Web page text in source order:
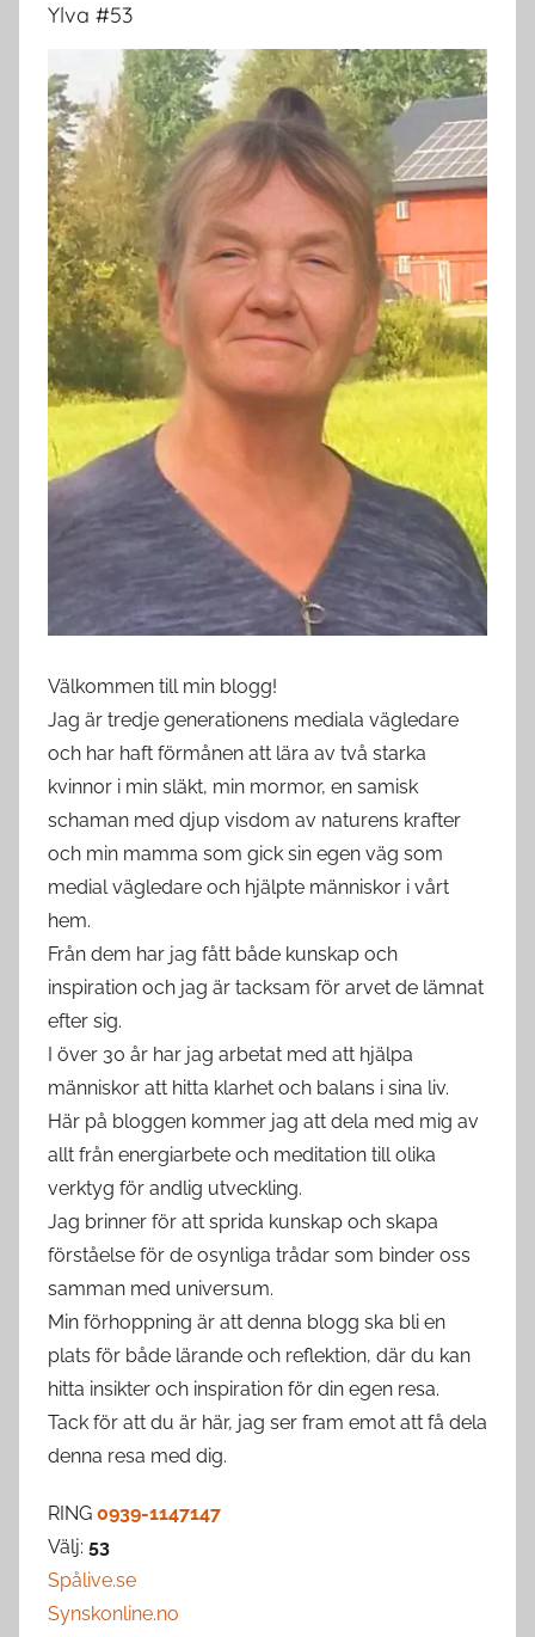
Ylva #53
Välkommen till min blogg!
Jag är tredje generationens mediala vägledare
och har haft förmånen att lära av två starka
kvinnor i min släkt, min mormor, en samisk
schaman med djup visdom av naturens krafter
och min mamma som gick sin egen väg som
medial vägledare och hjälpte människor i vårt
hem.
Från dem har jag fått både kunskap och
inspiration och jag är tacksam för arvet de lämnat
efter sig.
I över 30 år har jag arbetat med att hjälpa
människor att hitta klarhet och balans i sina liv.
Här på bloggen kommer jag att dela med mig av
allt från energiarbete och meditation till olika
verktyg för andlig utveckling.
Jag brinner för att sprida kunskap och skapa
förståelse för de osynliga trådar som binder oss
samman med universum.
Min förhoppning är att denna blogg ska bli en
plats för både lärande och reflektion, där du kan
hitta insikter och inspiration för din egen resa.
Tack för att du är här, jag ser fram emot att få dela
denna resa med dig.
RING 0939-1147147
Välj: 53
Spålive.se
Synskonline.no